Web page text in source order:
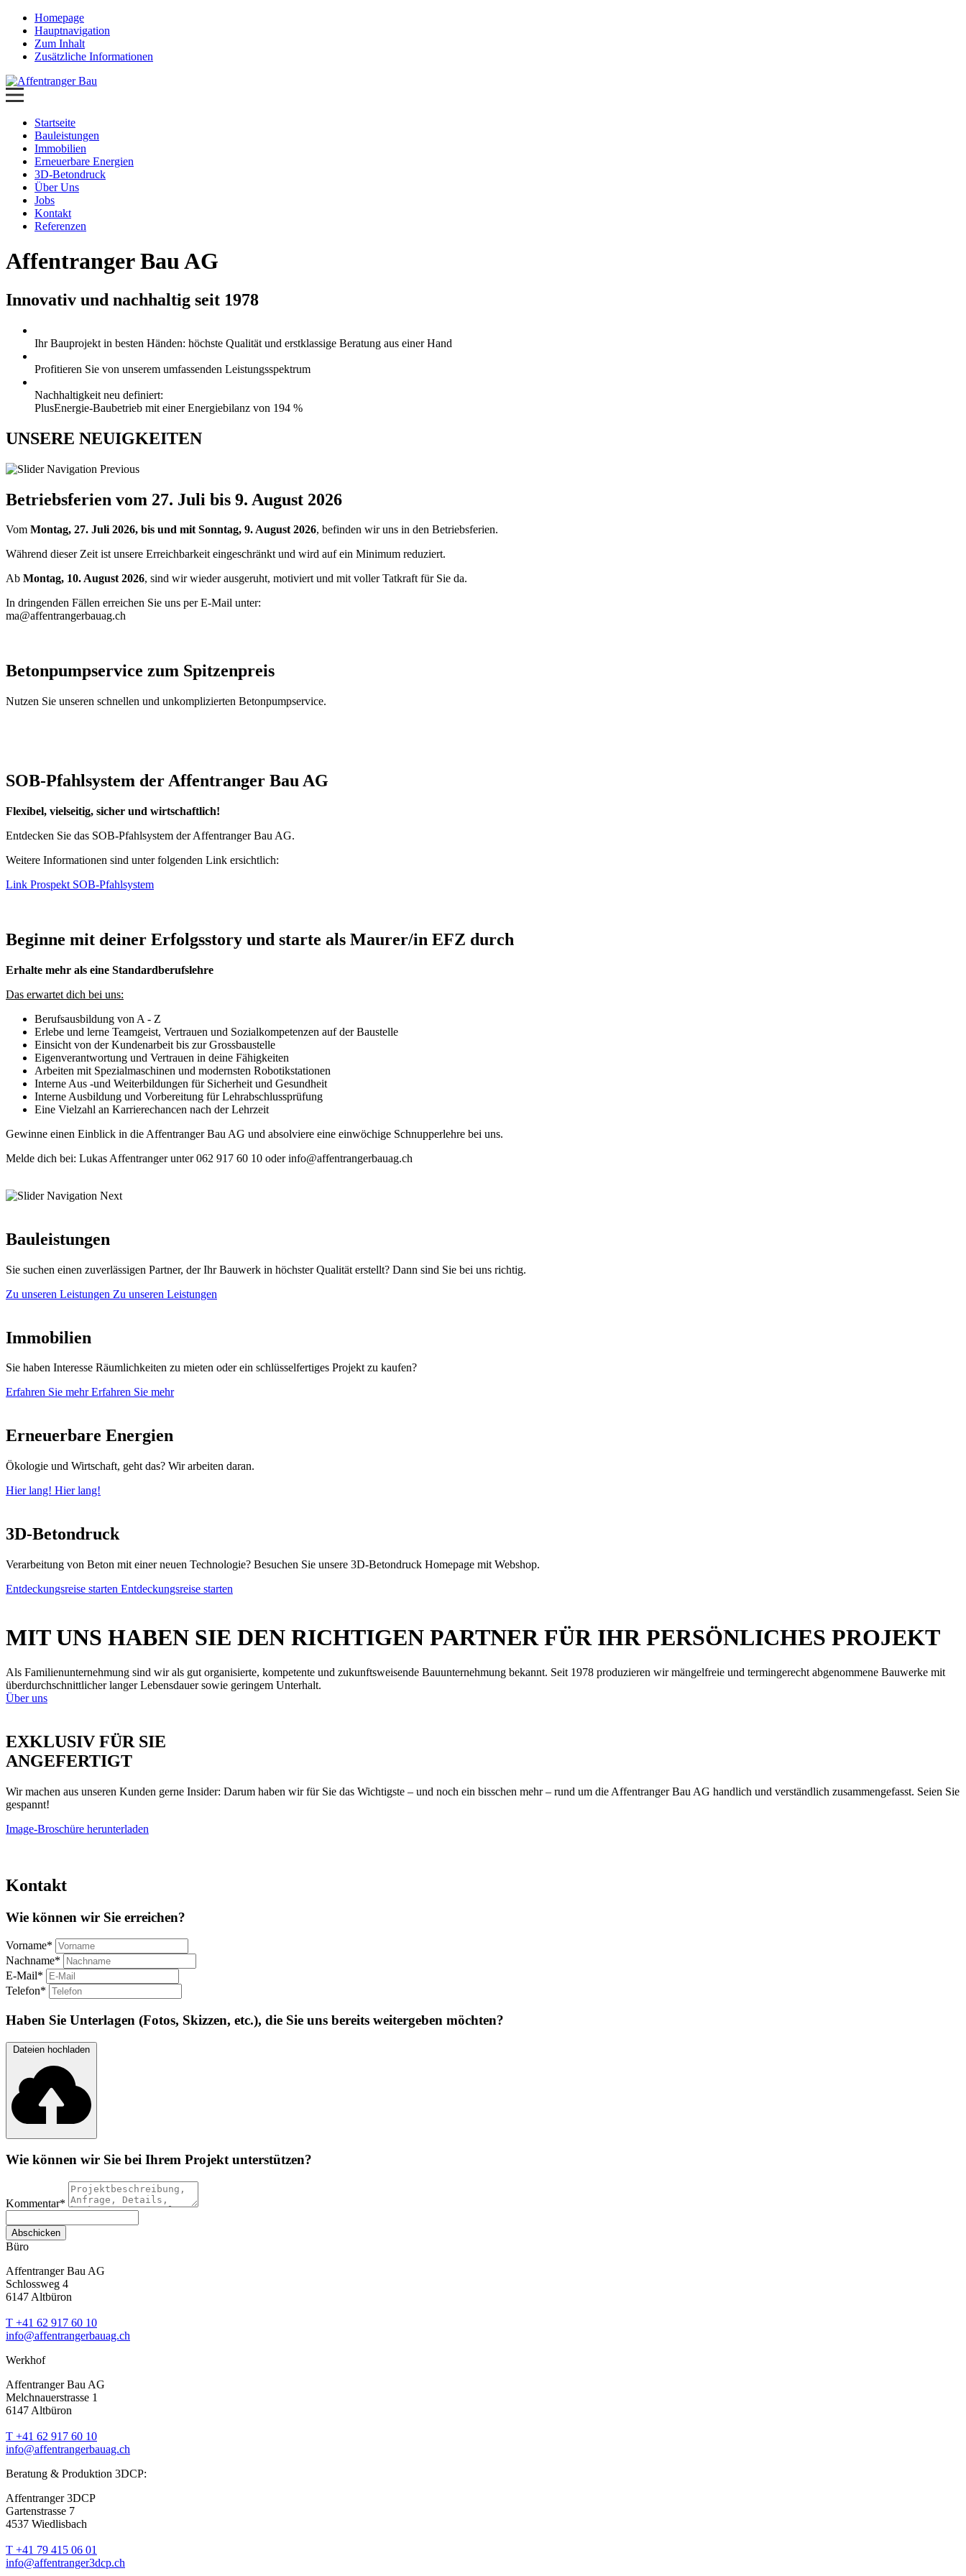
Homepage
Hauptnavigation
Zum Inhalt
Zusätzliche Informationen
Startseite
Bauleistungen
Immobilien
Erneuerbare Energien
3D-Betondruck
Über Uns
Jobs
Kontakt
Referenzen
Affentranger Bau AG
Innovativ und nachhaltig seit 1978
Ihr Bauprojekt in besten Händen: höchste Qualität und erstklassige Beratung aus einer Hand
Profitieren Sie von unserem umfassenden Leistungsspektrum
Nachhaltigkeit neu definiert:
PlusEnergie-Baubetrieb mit einer Energiebilanz von 194 %
UNSERE NEUIGKEITEN
Betriebsferien vom 27. Juli bis 9. August 2026
Vom Montag, 27. Juli 2026, bis und mit Sonntag, 9. August 2026, befinden wir uns in den Betriebsferien.
Während dieser Zeit ist unsere Erreichbarkeit eingeschränkt und wird auf ein Minimum reduziert.
Ab Montag, 10. August 2026, sind wir wieder ausgeruht, motiviert und mit voller Tatkraft für Sie da.
In dringenden Fällen erreichen Sie uns per E-Mail unter:
ma@affentrangerbauag.ch
Betonpumpservice zum Spitzenpreis
Nutzen Sie unseren schnellen und unkomplizierten Betonpumpservice.
SOB-Pfahlsystem der Affentranger Bau AG
Flexibel, vielseitig, sicher und wirtschaftlich!
Entdecken Sie das SOB-Pfahlsystem der Affentranger Bau AG.
Weitere Informationen sind unter folgenden Link ersichtlich:
Link Prospekt SOB-Pfahlsystem
Beginne mit deiner Erfolgsstory und starte als Maurer/in EFZ durch
Erhalte mehr als eine Standardberufslehre
Das erwartet dich bei uns:
Berufsausbildung von A - Z
Erlebe und lerne Teamgeist, Vertrauen und Sozialkompetenzen auf der Baustelle
Einsicht von der Kundenarbeit bis zur Grossbaustelle
Eigenverantwortung und Vertrauen in deine Fähigkeiten
Arbeiten mit Spezialmaschinen und modernsten Robotikstationen
Interne Aus -und Weiterbildungen für Sicherheit und Gesundheit
Interne Ausbildung und Vorbereitung für Lehrabschlussprüfung
Eine Vielzahl an Karrierechancen nach der Lehrzeit
Gewinne einen Einblick in die Affentranger Bau AG und absolviere eine einwöchige Schnupperlehre bei uns.
Melde dich bei: Lukas Affentranger unter 062 917 60 10 oder info@affentrangerbauag.ch
Bauleistungen
Sie suchen einen zuverlässigen Partner, der Ihr Bauwerk in höchster Qualität erstellt? Dann sind Sie bei uns richtig.
Zu unseren Leistungen Zu unseren Leistungen
Immobilien
Sie haben Interesse Räumlichkeiten zu mieten oder ein schlüsselfertiges Projekt zu kaufen?
Erfahren Sie mehrErfahren Sie mehr
Erneuerbare Energien
Ökologie und Wirtschaft, geht das? Wir arbeiten daran.
Hier lang! Hier lang!
3D-Betondruck
Verarbeitung von Beton mit einer neuen Technologie? Besuchen Sie unsere 3D-Betondruck Homepage mit Webshop.
Entdeckungsreise starten Entdeckungsreise starten
MIT UNS HABEN SIE DEN RICHTIGEN PARTNER FÜR IHR PERSÖNLICHES PROJEKT
Als Familienunternehmung sind wir als gut organisierte, kompetente und zukunftsweisende Bauunternehmung bekannt. Seit 1978 produzieren wir mängelfreie und termingerecht abgenommene Bauwerke mit
überdurchschnittlicher langer Lebensdauer sowie geringem Unterhalt.
Über uns
EXKLUSIV FÜR SIE
ANGEFERTIGT
Wir machen aus unseren Kunden gerne Insider: Darum haben wir für Sie das Wichtigste – und noch ein bisschen mehr – rund um die Affentranger Bau AG handlich und verständlich zusammengefasst. Seien Sie
gespannt!
Image-Broschüre herunterladen
Kontakt
Wie können wir Sie erreichen?
Vorname*
Nachname*
E-Mail*
Telefon*
Haben Sie Unterlagen (Fotos, Skizzen, etc.), die Sie uns bereits weitergeben möchten?
Dateien hochladen
Wie können wir Sie bei Ihrem Projekt unterstützen?
Kommentar*
Abschicken
Büro
Affentranger Bau AG
Schlossweg 4
6147 Altbüron
T +41 62 917 60 10
info@affentrangerbauag.ch
Werkhof
Affentranger Bau AG
Melchnauerstrasse 1
6147 Altbüron
T +41 62 917 60 10
info@affentrangerbauag.ch
Beratung & Produktion 3DCP:
Affentranger 3DCP
Gartenstrasse 7
4537 Wiedlisbach
T +41 79 415 06 01
info@affentranger3dcp.ch